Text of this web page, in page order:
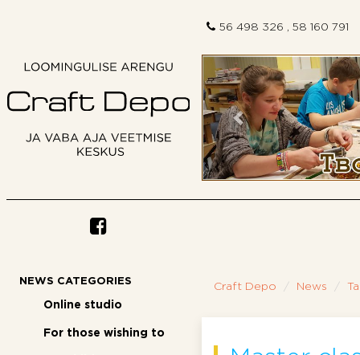
56 498 326 , 58 160 791
Previous
NEWS CATEGORIES
Online studio
For those wishing to
Craft Depo News